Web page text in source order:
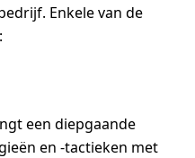
Enkele van de
een diepgaande
en -tactieken met